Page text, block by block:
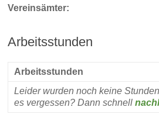
Vereinsämter:
Arbeitsstunden
Arbeitsstunden
Leider wurden noch keine
es vergessen? Dann schnell